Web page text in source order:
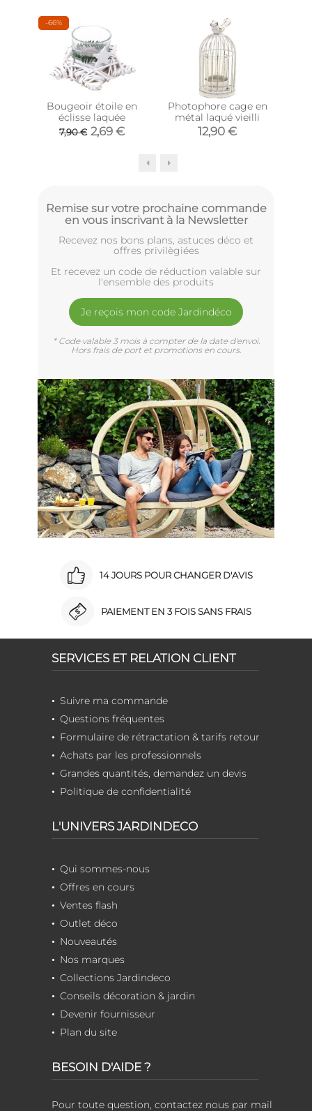
-66%
Bougeoir étoile en
éclisse laquée
7,90 € 2,69 €
Photophore cage en
métal laqué vieilli
12,90 €
Remise sur votre prochaine commande
en vous inscrivant à la Newsletter
Recevez nos bons plans, astuces déco et
offres privilègiées
Et recevez un code de réduction valable sur
l'ensemble des produits
Je reçois mon code Jardindéco
* Code valable 3 mois à compter de la date d'envoi.
Hors frais de port et promotions en cours.
14 JOURS POUR CHANGER D'AVIS
PAIEMENT EN 3 FOIS SANS FRAIS
SERVICES ET RELATION CLIENT
Suivre ma commande
Questions fréquentes
Formulaire de rétractation & tarifs retour
Achats par les professionnels
Grandes quantités, demandez un devis
Politique de confidentialité
L'UNIVERS JARDINDECO
Qui sommes-nous
Offres en cours
Ventes flash
Outlet déco
Nouveautés
Nos marques
Collections Jardindeco
Conseils décoration & jardin
Devenir fournisseur
Plan du site
BESOIN D'AIDE ?
Pour toute question, contactez nous par mail